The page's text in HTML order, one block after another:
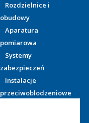
Rozdzielnice i
obudowy
Aparatura
pomiarowa
Systemy
zabezpieczeń
Instalacje
przeciwoblodzeniowe